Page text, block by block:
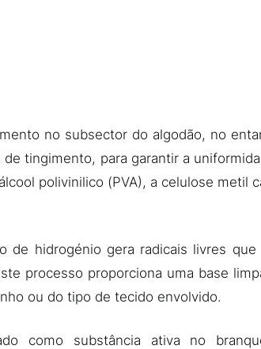
no subsector do algodão, no
tingimento, para garantir a
polivinilico (PVA), a celulose metil
de hidrogénio gera radicais livres
processo proporciona uma base
ou do tipo de tecido envolvido.
como substância ativa no